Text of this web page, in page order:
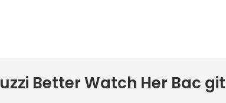
Better Watch Her Bac